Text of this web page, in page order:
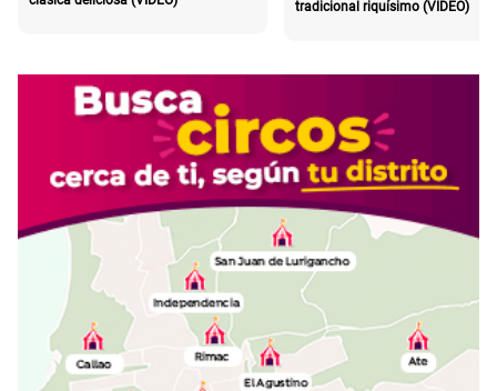
tradicional riquísimo (VIDEO)